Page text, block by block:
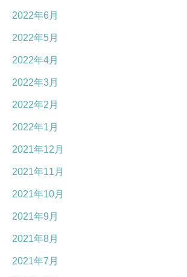
2022年6月
2022年5月
2022年4月
2022年3月
2022年2月
2022年1月
2021年12月
2021年11月
2021年10月
2021年9月
2021年8月
2021年7月